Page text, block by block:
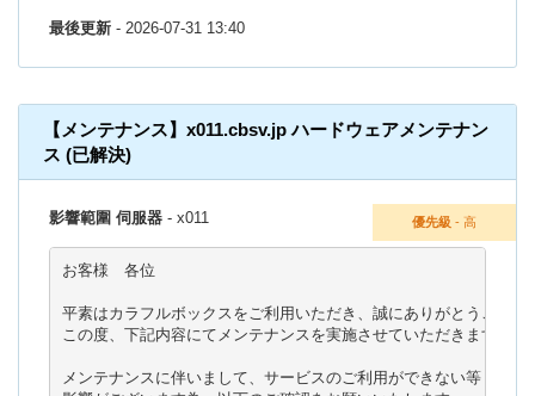
最後更新 - 2026-07-31 13:40
【メンテナンス】x011.cbsv.jp ハードウェアメンテナン
ス (已解決)
優先級 - 高
影響範圍 伺服器 - x011
お客様　各位
平素はカラフルボックスをご利用いただき、誠にありがとうござい
この度、下記内容にてメンテナンスを実施させていただきます。
メンテナンスに伴いまして、サービスのご利用ができない等